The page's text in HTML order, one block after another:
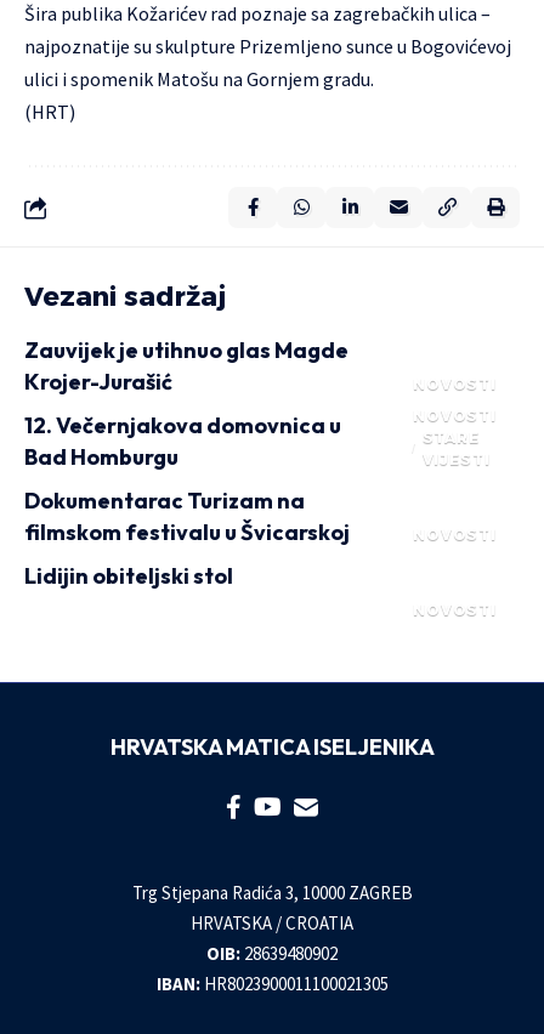
Šira publika Kožarićev rad poznaje sa zagrebačkih ulica –
najpoznatije su skulpture Prizemljeno sunce u Bogovićevoj
ulici i spomenik Matošu na Gornjem gradu.
(HRT)
Vezani sadržaj
NOVOSTI
Zauvijek je utihnuo glas Magde
Krojer-Jurašić
NOVOSTI
STARE
VIJESTI
12. Večernjakova domovnica u
Bad Homburgu
NOVOSTI
Dokumentarac Turizam na
filmskom festivalu u Švicarskoj
NOVOSTI
Lidijin obiteljski stol
HRVATSKA MATICA ISELJENIKA
Trg Stjepana Radića 3, 10000 ZAGREB
HRVATSKA / CROATIA
OIB: 28639480902
IBAN: HR8023900011100021305